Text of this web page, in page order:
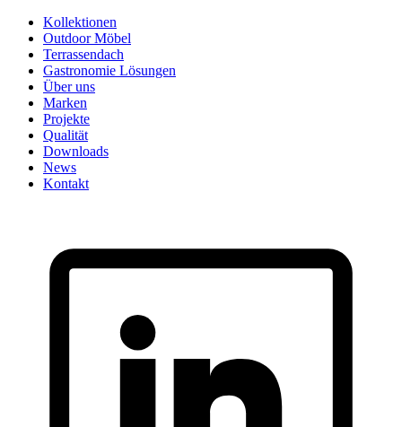
Skip
content
Kollektionen
Outdoor Möbel
Terrassendach
Gastronomie Lösungen
Über uns
Marken
Projekte
Qualität
Downloads
News
Kontakt